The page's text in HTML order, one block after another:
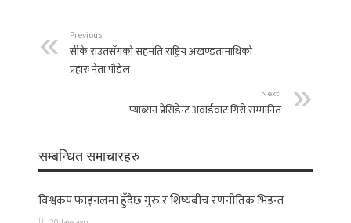
Previous:
सीके राउतसँगको सहमति राष्ट्रिय अखण्डतामाथिको
प्रहारः नेता पौडेल
Next:
प्याब्सन प्रेसिडेन्ट अवार्डवाट गिरी सम्मानित
सम्बन्धित समाचारहरु
विश्वकप फाइनलमा हुँदैछ गुरु र शिष्यबीच रणनीतिक भिडन्त